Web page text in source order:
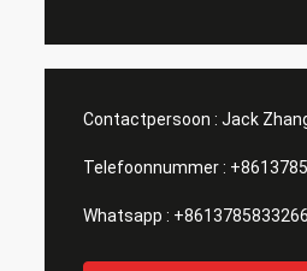
Contactpersoon : Jack
Telefoonnummer :
Whatsapp : +8613785833266